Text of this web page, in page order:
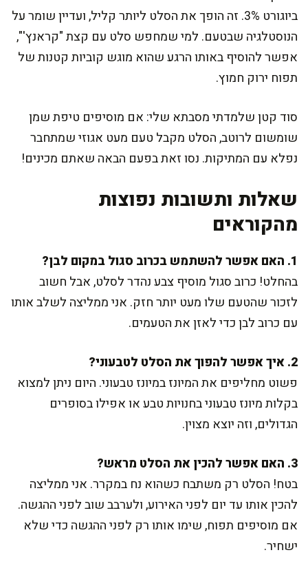
ביוגורט 3%. זה הופך את הסלט ליותר קליל, ועדיין שומר על
הנוסטלגיה שבטעם. למי שמחפש סלט עם קצת "קראנץ'",
אפשר להוסיף באותו הרגע שהוא מוגש קוביות קטנות של
תפוח ירוק חמוץ.
סוד קטן שלמדתי מסבתא שלי: אם מוסיפים טיפת שמן
שומשום לרוטב, הסלט מקבל טעם מעט אגוזי שמתחבר
נפלא עם המתיקות. נסו זאת בפעם הבאה שאתם מכינים!
שאלות ותשובות נפוצות
מהקוראים
1. האם אפשר להשתמש בכרוב סגול במקום לבן?
בהחלט! כרוב סגול מוסיף צבע נהדר לסלט, אבל חשוב
לזכור שהטעם שלו מעט יותר חזק. אני ממליצה לשלב אותו
עם כרוב לבן כדי לאזן את הטעמים.
2. איך אפשר להפוך את הסלט לטבעוני?
פשוט מחליפים את המיונז במיונז טבעוני. היום ניתן למצוא
בקלות מיונז טבעוני בחנויות טבע או אפילו בסופרים
הגדולים, וזה יוצא מצוין.
3. האם אפשר להכין את הסלט מראש?
בטח! הסלט רק משתבח כשהוא נח במקרר. אני ממליצה
להכין אותו עד יום לפני האירוע, ולערבב שוב לפני ההגשה.
אם מוסיפים תפוח, שימו אותו רק לפני ההגשה כדי שלא
ישחיר.